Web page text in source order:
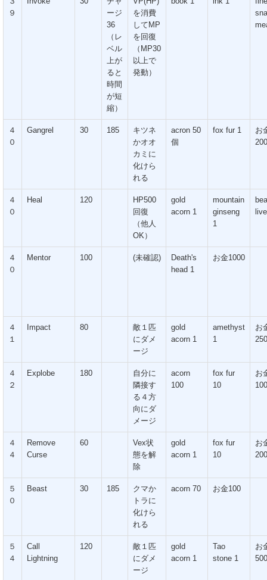
９
ージ
36
（レ
ベル
上が
ると
時間
が短
縮）
を消費
してMP
を回復
（MP30
以上で
発動）
４
０
Gangrel 30 185
キツネ
かオオ
カミに
化けら
れる
acron 50
個
fox fur 1
お
200
４
０
Heal 120
HP500
回復
（他人
OK）
gold
acorn 1
mountain
ginseng
1
４
０
Mentor 100 (未確認)
Death's
head 1
お金1000
４
１
Impact 80
敵１匹
にダメ
ージ
gold
acorn 1
amethyst
1
お
250
４
２
Explobe 180
自分に
隣接す
る４方
向にダ
メージ
acorn
100
fox fur
10
お
100
４
４
Remove
Curse
60
Vex状
態を解
除
gold
acorn 1
fox fur
10
お
200
５
０
Beast 30 185
クマか
トラに
化けら
れる
acorn 70 お金100
５
４
Call
Lightning
120
敵１匹
にダメ
ージ
gold
acorn 1
Tao
stone 1
お
500